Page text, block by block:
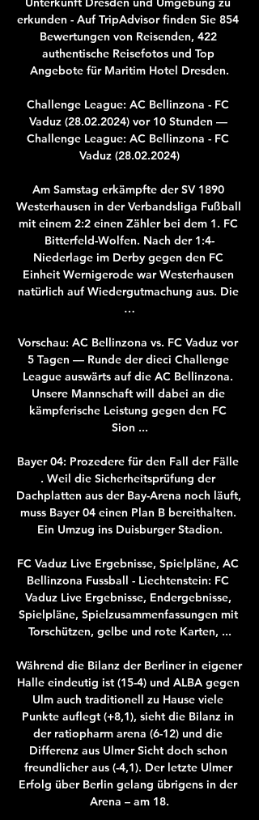
erkunden - Auf TripAdvisor finden Sie 854
Bewertungen von Reisenden, 422
authentische Reisefotos und Top
Angebote für Maritim Hotel Dresden.
Challenge League: AC Bellinzona - FC
Vaduz (28.02.2024) vor 10 Stunden —
Challenge League: AC Bellinzona - FC
Vaduz (28.02.2024)
Am Samstag erkämpfte der SV 1890
Westerhausen in der Verbandsliga Fußball
mit einem 2:2 einen Zähler bei dem 1. FC
Bitterfeld-Wolfen. Nach der 1:4-
Niederlage im Derby gegen den FC
Einheit Wernigerode war Westerhausen
natürlich auf Wiedergutmachung aus. Die
…
Vorschau: AC Bellinzona vs. FC Vaduz vor
5 Tagen — Runde der dieci Challenge
League auswärts auf die AC Bellinzona.
Unsere Mannschaft will dabei an die
kämpferische Leistung gegen den FC
Sion ...
Bayer 04: Prozedere für den Fall der Fälle
. Weil die Sicherheitsprüfung der
Dachplatten aus der Bay-Arena noch läuft,
muss Bayer 04 einen Plan B bereithalten.
Ein Umzug ins Duisburger Stadion.
FC Vaduz Live Ergebnisse, Spielpläne, AC
Bellinzona Fussball - Liechtenstein: FC
Vaduz Live Ergebnisse, Endergebnisse,
Spielpläne, Spielzusammenfassungen mit
Torschützen, gelbe und rote Karten, ...
Während die Bilanz der Berliner in eigener
Halle eindeutig ist (15-4) und ALBA gegen
Ulm auch traditionell zu Hause viele
Punkte auflegt (+8,1), sieht die Bilanz in
der ratiopharm arena (6-12) und die
Differenz aus Ulmer Sicht doch schon
freundlicher aus (-4,1). Der letzte Ulmer
Erfolg über Berlin gelang übrigens in der
Arena – am 18.